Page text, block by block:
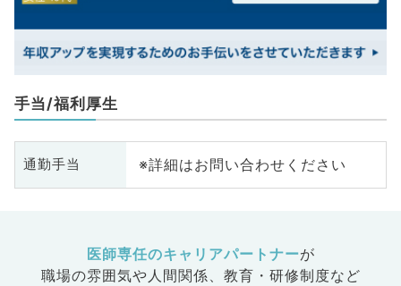
手当/福利厚生
通勤手当 ※詳細はお問い合わせください
医師専任のキャリアパートナーが
職場の雰囲気や人間関係、 教育・研修制度など